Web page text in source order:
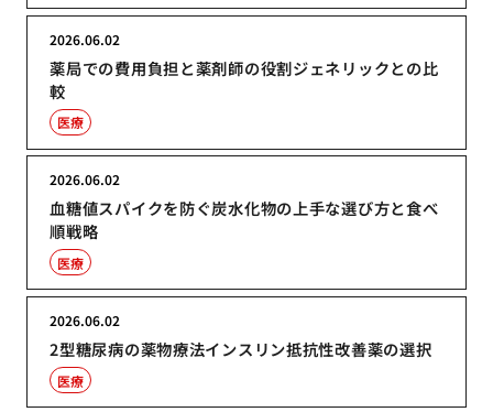
薬局での費用負担と薬剤師の役割ジェネリックとの比
較
2026.06.02
医療
血糖値スパイクを防ぐ炭水化物の上手な選び方と食べ
順戦略
2026.06.02
医療
2型糖尿病の薬物療法インスリン抵抗性改善薬の選択
2026.06.02
医療